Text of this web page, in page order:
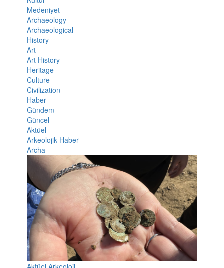
Medeniyet
Archaeology
Archaeological
History
Art
Art History
Heritage
Culture
Civilization
Haber
Gündem
Güncel
Aktüel
Arkeolojik Haber
Archa